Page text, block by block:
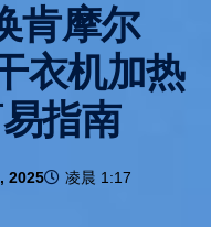
肯摩尔
衣机加热
指南
2025 凌晨 1:17